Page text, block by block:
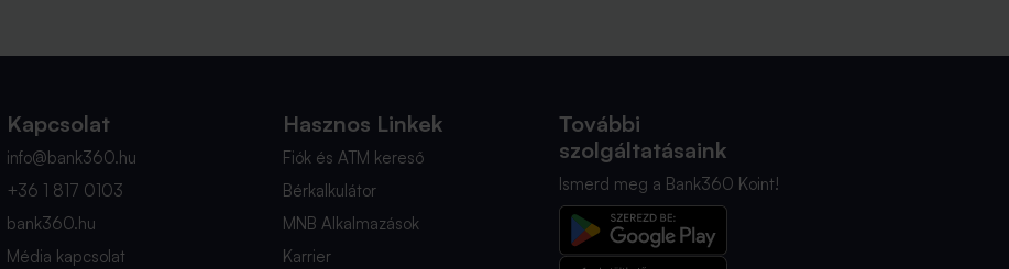
Kapcsolat
info@bank360.hu
+36 1 817 0103
bank360.hu
Média kapcsolat
Hasznos Linkek
Fiók és ATM kereső
Bérkalkulátor
MNB Alkalmazások
Karrier
További
szolgáltatásaink
Ismerd meg a Bank360 Koint!